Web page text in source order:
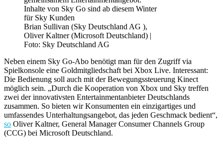
Brian Sullivan (Sky Deutschland AG ),
Oliver Kaltner (Microsoft Deutschland) |
Foto: Sky Deutschland AG
Neben einem Sky Go-Abo benötigt man für den Zugriff via
Spielkonsole eine Goldmitgliedschaft bei Xbox Live. Interessant:
Die Bedienung soll auch mit der Bewegungssteuerung Kinect
möglich sein. „Durch die Kooperation von Xbox und Sky treffen
zwei der innovativsten Entertainmentanbieter Deutschlands
zusammen. So bieten wir Konsumenten ein einzigartiges und
umfassendes Unterhaltungsangebot, das jeden Geschmack bedient“,
so Oliver Kaltner, General Manager Consumer Channels Group
(CCG) bei Microsoft Deutschland.